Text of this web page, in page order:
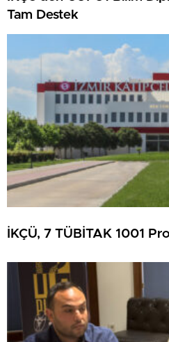
Tam Destek
İKÇÜ, 7 TÜBİTAK 1001